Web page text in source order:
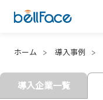
ホーム 導入事例
導入企業一覧